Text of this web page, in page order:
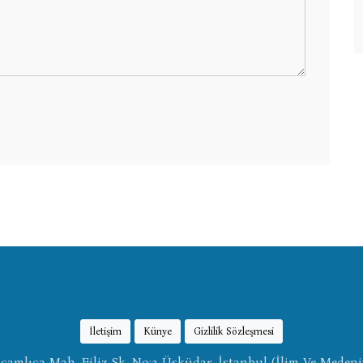
İletişim Künye Gizlilik Sözleşmesi